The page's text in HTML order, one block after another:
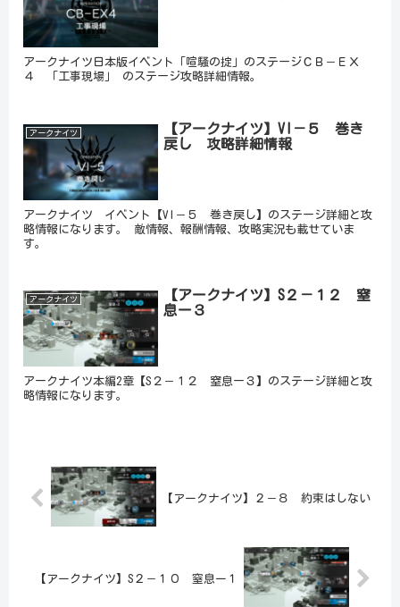
アークナイツ日本版イベント「喧騒の掟」のステージＣＢ－ＥＸ
４ 「工事現場」 のステージ攻略詳細情報。
アークナイツ
【アークナイツ】VI－５ 巻き
戻し 攻略詳細情報
アークナイツ イベント【VI－５ 巻き戻し】のステージ詳細と攻
略情報になります。 敵情報、報酬情報、攻略実況も載せていま
す。
アークナイツ
【アークナイツ】S２－１２ 窒
息ー３
アークナイツ本編2章【S２－１２ 窒息ー３】のステージ詳細と攻
略情報になります。
【アークナイツ】２－８ 約束はしない
【アークナイツ】S２－１０ 窒息ー１